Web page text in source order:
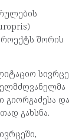
შორის
სივრცე
გიორგაძესა და
გახსნა.